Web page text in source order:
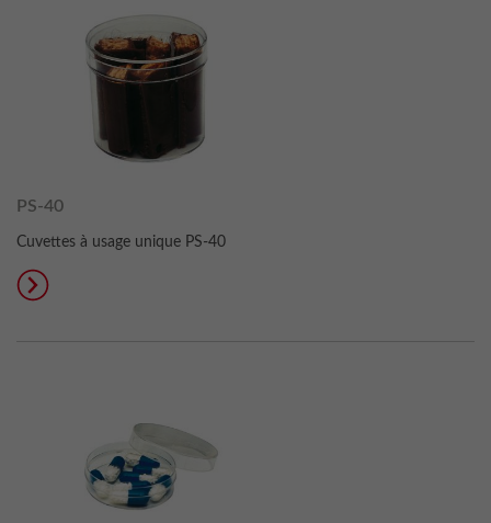
PS-40
Cuvettes à usage unique PS-40